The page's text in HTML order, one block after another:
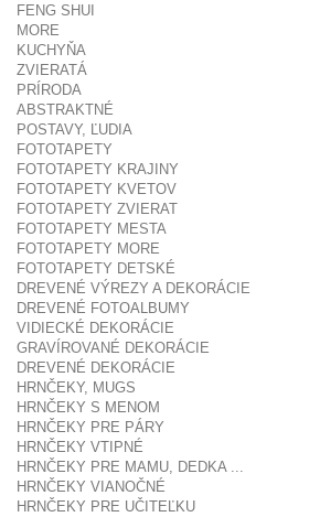
FENG SHUI
MORE
KUCHYŇA
ZVIERATÁ
PRÍRODA
ABSTRAKTNÉ
POSTAVY, ĽUDIA
FOTOTAPETY
FOTOTAPETY KRAJINY
FOTOTAPETY KVETOV
FOTOTAPETY ZVIERAT
FOTOTAPETY MESTA
FOTOTAPETY MORE
FOTOTAPETY DETSKÉ
DREVENÉ VÝREZY A DEKORÁCIE
DREVENÉ FOTOALBUMY
VIDIECKÉ DEKORÁCIE
GRAVÍROVANÉ DEKORÁCIE
DREVENÉ DEKORÁCIE
HRNČEKY, MUGS
HRNČEKY S MENOM
HRNČEKY PRE PÁRY
HRNČEKY VTIPNÉ
HRNČEKY PRE MAMU, DEDKA ...
HRNČEKY VIANOČNÉ
HRNČEKY PRE UČITEĽKU